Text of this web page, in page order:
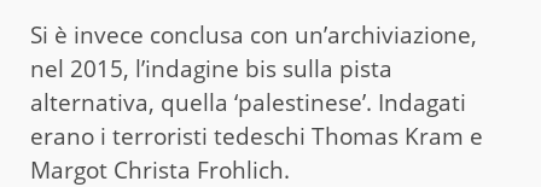
Si è invece conclusa con un’archiviazione,
nel 2015, l’indagine bis sulla pista
alternativa, quella ‘palestinese’. Indagati
erano i terroristi tedeschi Thomas Kram e
Margot Christa Frohlich.